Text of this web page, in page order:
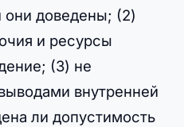
они доведены; (2)
и ресурсы
(3) не
внутренней
ли допустимость